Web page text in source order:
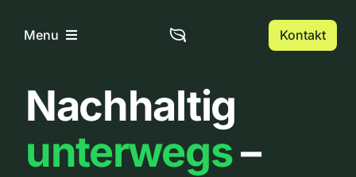
InhaltMenu
Home
Über uns
Kontakt
Nachhaltig
unterwegs–